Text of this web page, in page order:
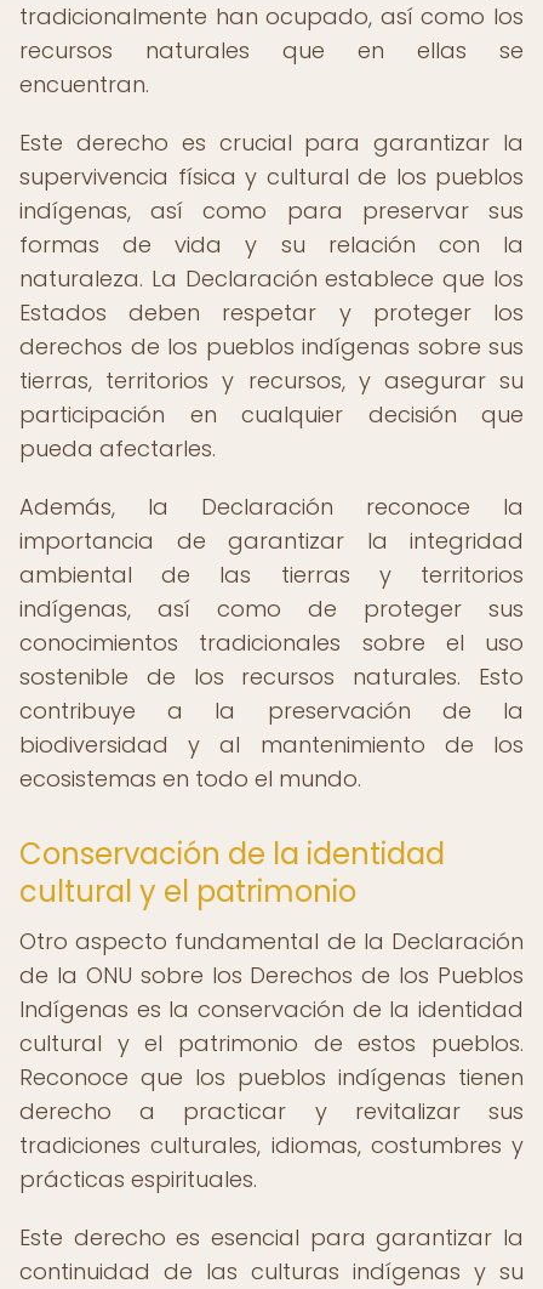
tradicionalmente han ocupado, así como los
recursos naturales que en ellas se
encuentran.
Este derecho es crucial para garantizar la
supervivencia física y cultural de los pueblos
indígenas, así como para preservar sus
formas de vida y su relación con la
naturaleza. La Declaración establece que los
Estados deben respetar y proteger los
derechos de los pueblos indígenas sobre sus
tierras, territorios y recursos, y asegurar su
participación en cualquier decisión que
pueda afectarles.
Además, la Declaración reconoce la
importancia de garantizar la integridad
ambiental de las tierras y territorios
indígenas, así como de proteger sus
conocimientos tradicionales sobre el uso
sostenible de los recursos naturales. Esto
contribuye a la preservación de la
biodiversidad y al mantenimiento de los
ecosistemas en todo el mundo.
Conservación de la identidad
cultural y el patrimonio
Otro aspecto fundamental de la Declaración
de la ONU sobre los Derechos de los Pueblos
Indígenas es la conservación de la identidad
cultural y el patrimonio de estos pueblos.
Reconoce que los pueblos indígenas tienen
derecho a practicar y revitalizar sus
tradiciones culturales, idiomas, costumbres y
prácticas espirituales.
Este derecho es esencial para garantizar la
continuidad de las culturas indígenas y su